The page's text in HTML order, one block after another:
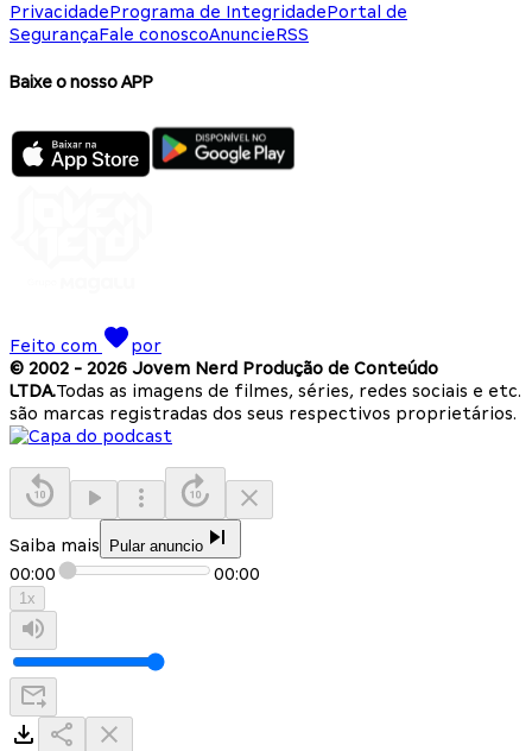
PrivacidadePrograma de IntegridadePortal de
SegurançaFale conoscoAnuncieRSS
Baixe o nosso APP
Feito com
por
© 2002 - 2026 Jovem Nerd Produção de Conteúdo
LTDA.Todas as imagens de filmes, séries, redes sociais e etc.
são marcas registradas dos seus respectivos proprietários.
Saiba mais Pular anuncio
00:00 00:00
1x